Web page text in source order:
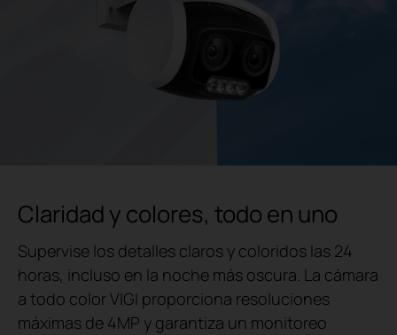
Claridad y colores, todo en uno
Supervise los detalles claros y coloridos las 24
horas, incluso en la noche más oscura. La cámara
a todo color VIGI proporciona resoluciones
máximas de 4MP y garantiza un monitoreo